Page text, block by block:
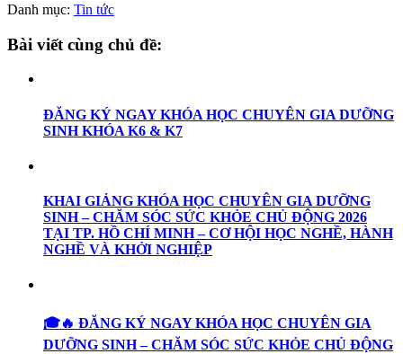
Danh mục: Tin tức
Bài viết cùng chủ đề:
ĐĂNG KÝ NGAY KHÓA HỌC CHUYÊN GIA DƯỠNG
SINH KHÓA K6 & K7
KHAI GIẢNG KHÓA HỌC CHUYÊN GIA DƯỠNG
SINH – CHĂM SÓC SỨC KHỎE CHỦ ĐỘNG 2026
TẠI TP. HỒ CHÍ MINH – CƠ HỘI HỌC NGHỀ, HÀNH
NGHỀ VÀ KHỞI NGHIỆP
🎓🔥 ĐĂNG KÝ NGAY KHÓA HỌC CHUYÊN GIA
DƯỠNG SINH – CHĂM SÓC SỨC KHỎE CHỦ ĐỘNG